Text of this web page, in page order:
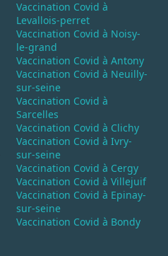
Vaccination Covid à
Levallois-perret
Vaccination Covid à Noisy-
le-grand
Vaccination Covid à Antony
Vaccination Covid à Neuilly-
sur-seine
Vaccination Covid à
Sarcelles
Vaccination Covid à Clichy
Vaccination Covid à Ivry-
sur-seine
Vaccination Covid à Cergy
Vaccination Covid à Villejuif
Vaccination Covid à Epinay-
sur-seine
Vaccination Covid à Bondy